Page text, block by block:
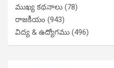
ముఖ్య కథనాలు (78)
రాజకీయం (943)
విద్య & ఉద్యోగము (496)